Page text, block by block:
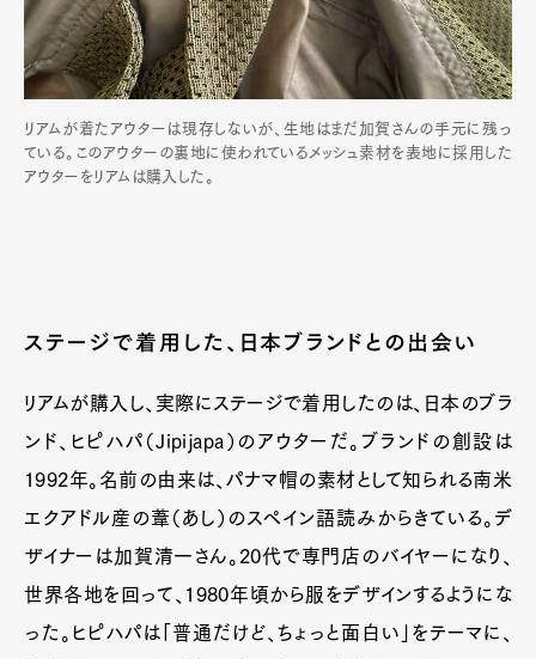
リアムが着たアウターは現存しないが、生地はまだ加賀さんの手元に残っ
ている。このアウターの裏地に使われているメッシュ素材を表地に採用した
アウターをリアムは購入した。
ステージで着用した、日本ブランドとの出会い
リアムが購入し、実際にステージで着用したのは、日本のブラ
ンド、ヒピハパ（Jipijapa）のアウターだ。ブランドの創設は
1992年。名前の由来は、パナマ帽の素材として知られる南米
エクアドル産の葦（あし）のスペイン語読みからきている。デ
ザイナーは加賀清一さん。20代で専門店のバイヤーになり、
世界各地を回って、1980年頃から服をデザインするようにな
った。ヒピハパは「普通だけど、ちょっと面白い」をテーマに、